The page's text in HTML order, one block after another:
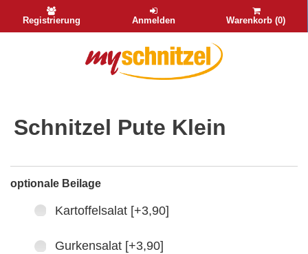
Registrierung Anmelden Warenkorb (0)
Schnitzel Pute Klein
optionale Beilage
Kartoffelsalat [+3,90]
Gurkensalat [+3,90]